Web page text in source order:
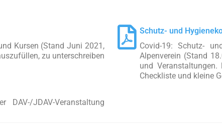
Kursen (Stand Juni 2021,
zu unterschreiben
JDAV-Veranstaltung
Schutz- und
Covid-19: Schutz-
Alpenverein (Stand
und
Checkliste und kleine